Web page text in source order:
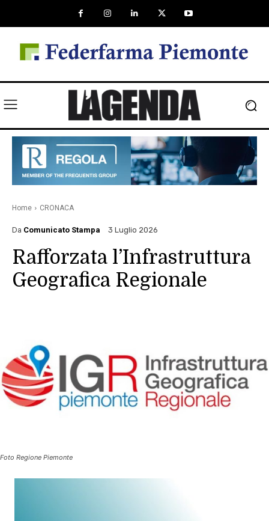
Home CRONACA
Da Comunicato Stampa 3 Luglio 2026
Rafforzata l’Infrastruttura
Geografica Regionale
Foto Regione Piemonte